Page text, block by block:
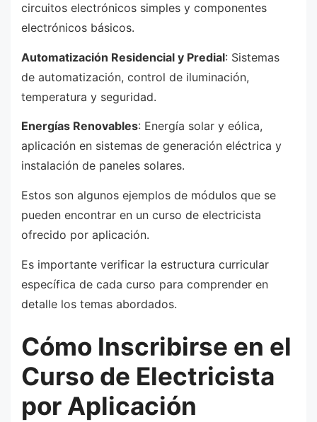
circuitos electrónicos simples y componentes
electrónicos básicos.
Automatización Residencial y Predial: Sistemas
de automatización, control de iluminación,
temperatura y seguridad.
Energías Renovables: Energía solar y eólica,
aplicación en sistemas de generación eléctrica y
instalación de paneles solares.
Estos son algunos ejemplos de módulos que se
pueden encontrar en un curso de electricista
ofrecido por aplicación.
Es importante verificar la estructura curricular
específica de cada curso para comprender en
detalle los temas abordados.
Cómo Inscribirse en el
Curso de Electricista
por Aplicación